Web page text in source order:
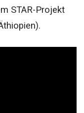
STAR-Projekt